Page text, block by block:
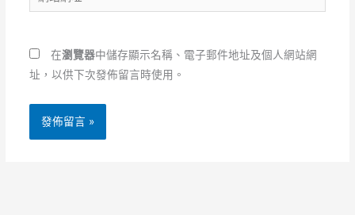
地
*
站
址
在瀏覽器中儲存顯示名稱、電子郵件地址及個人網站網
址，以供下次發佈留言時使用。